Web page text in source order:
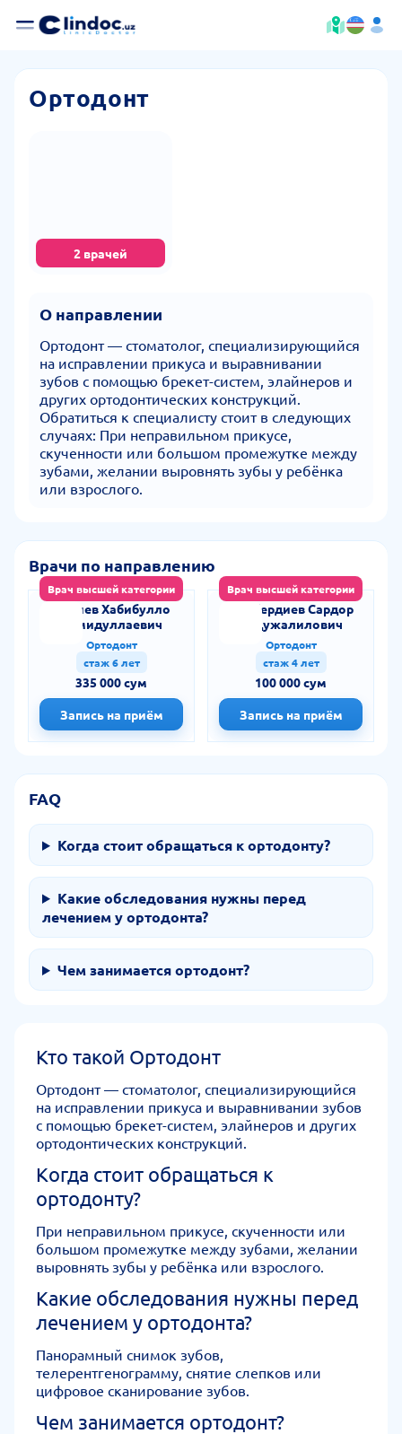
Ортодонт
2 врачей
О направлении
Ортодонт — стоматолог, специализирующийся
на исправлении прикуса и выравнивании
зубов с помощью брекет-систем, элайнеров и
других ортодонтических конструкций.
Обратиться к специалисту стоит в следующих
случаях: При неправильном прикусе,
скученности или большом промежутке между
зубами, желании выровнять зубы у ребёнка
или взрослого.
Врачи по направлению
Врач высшей категории
Салиев Хабибулло
Хамидуллаевич
Ортодонт
стаж 6 лет
335 000 сум
Запись на приём
Врач высшей категории
Чинбердиев Сардор
Абдужалилович
Ортодонт
стаж 4 лет
100 000 сум
Запись на приём
FAQ
Когда стоит обращаться к ортодонту?
Какие обследования нужны перед
лечением у ортодонта?
Чем занимается ортодонт?
Кто такой Ортодонт
Ортодонт — стоматолог, специализирующийся
на исправлении прикуса и выравнивании зубов
с помощью брекет-систем, элайнеров и других
ортодонтических конструкций.
Когда стоит обращаться к
ортодонту?
При неправильном прикусе, скученности или
большом промежутке между зубами, желании
выровнять зубы у ребёнка или взрослого.
Какие обследования нужны перед
лечением у ортодонта?
Панорамный снимок зубов,
телерентгенограмму, снятие слепков или
цифровое сканирование зубов.
Чем занимается ортодонт?